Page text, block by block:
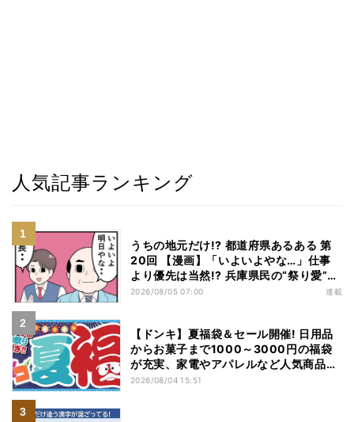
人気記事ランキング
うちの地元だけ!? 都道府県あるある 第
20回 【漫画】「いよいよやな…」仕事
より優先は当然!? 兵庫県民の“祭り愛”が
熱すぎた
2026/08/05 07:00 連載
【ドンキ】夏福袋＆セール開催! 日用品
からお菓子まで1000～3000円の福袋
が充実、家電やアパレルなど人気商品も
特価
2026/08/04 15:51